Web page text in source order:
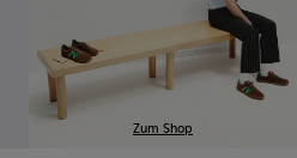
Zum Shop